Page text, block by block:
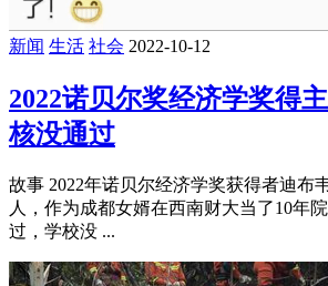
新闻 生活 社会 2022-10-12
2022诺贝尔奖经济学奖得
核没通过
故事 2022年诺贝尔经济学奖获得者迪布
人，作为成都女婿在西南财大当了10年
过，学校没 ...